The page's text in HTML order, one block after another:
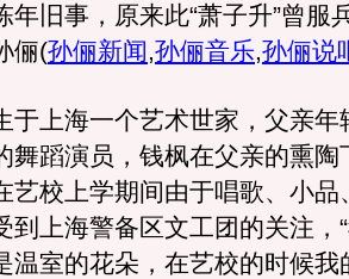
年旧事，原来此“萧子升”曾服
俪(孙俪新闻,孙俪音乐,孙俪说
上海一个艺术世家，父亲年
舞蹈演员，钱枫在父亲的熏陶
艺校上学期间由于唱歌、小品
到上海警备区文工团的关注，
温室的花朵，在艺校的时候我